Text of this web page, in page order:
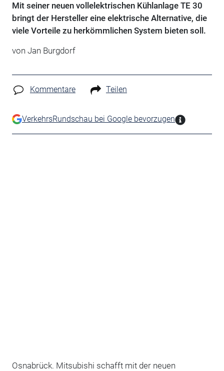
Mit seiner neuen vollelektrischen Kühlanlage TE 30
bringt der Hersteller eine elektrische Alternative, die
viele Vorteile zu herkömmlichen System bieten soll.
von Jan Burgdorf
Kommentare Teilen
VerkehrsRundschau bei Google bevorzugen
Osnabrück. Mitsubishi schafft mit der neuen